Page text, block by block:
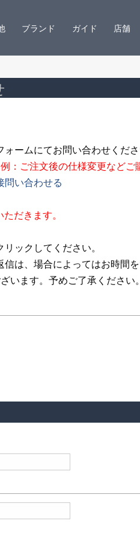
ブランド ガイド 店舗
ームにてお問い合わせくださ
：ご注文後の仕様変更など
い合わせる
だきます。
ックしてください。
は、場合によってはお時間
ます。予めご了承ください。